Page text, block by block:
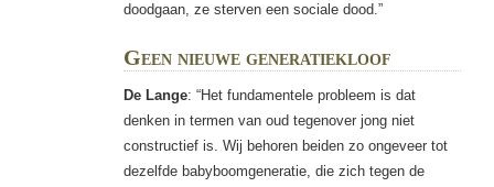
doodgaan, ze sterven een sociale dood.”
Geen nieuwe generatiekloof
De Lange: “Het fundamentele probleem is dat
denken in termen van oud tegenover jong niet
constructief is. Wij behoren beiden zo ongeveer tot
dezelfde babyboomgeneratie, die zich tegen de